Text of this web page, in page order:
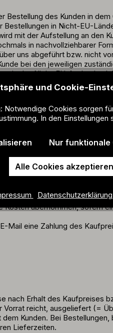
des Kunden in
in Nicht-EU-
mit der Aufstellung an den
in nachvollziehbarer
uns abgeführt bzw. nicht
bei den jeweiligen
in das Nicht-EU-Ausland
der Kunde hier selbst
oder – soweit vom
bei diesen Zahlungsarten
bis zur
eine im Einzelfall zu
von Kunden, die
übernommen, sofern
eine Zahlung des
Erhalt des Kaufpreises
reicht, ausgeliefert (=
Kunden. Bei
Lieferzeiten.
und Cookie-
Notwendige Cookies sorgen
In den
Nur funktionale
Alle Cookies akzeptieren
Datenschutzerklärung